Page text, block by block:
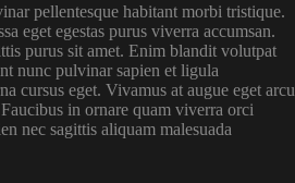
pellentesque habitant morbi tristique.
eget egestas purus viverra accumsan.
purus sit amet. Enim blandit volutpat
nunc pulvinar sapien et ligula
cursus eget. Vivamus at augue eget arcu
in ornare quam viverra orci
nec sagittis aliquam malesuada